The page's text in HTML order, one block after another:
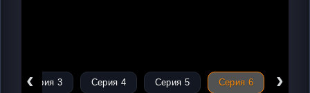
‹
Серия 3 Серия 4 Серия 5 Серия 6 ›